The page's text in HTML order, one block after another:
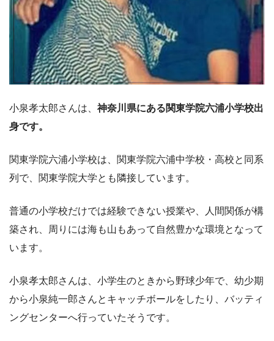
小泉孝太郎さんは、 神奈川県にある関東学院六浦小学校出
身です。
関東学院六浦小学校は、関東学院六浦中学校・高校と同系
列で、関東学院大学とも隣接しています。
普通の小学校だけでは経験できない授業や、人間関係が構
築され、周りには海も山もあって自然豊かな環境となって
います。
小泉孝太郎さんは、小学生のときから野球少年で、幼少期
から小泉純一郎さんとキャッチボールをしたり、バッティ
ングセンターへ行っていたそうです。